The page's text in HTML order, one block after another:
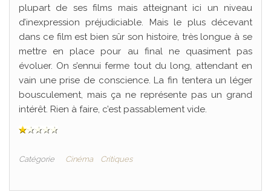
plupart de ses films mais atteignant ici un niveau
d’inexpression préjudiciable. Mais le plus décevant
dans ce film est bien sûr son histoire, très longue à se
mettre en place pour au final ne quasiment pas
évoluer. On s’ennui ferme tout du long, attendant en
vain une prise de conscience. La fin tentera un léger
bousculement, mais ça ne représente pas un grand
intérêt. Rien à faire, c’est passablement vide.
Catégorie Cinéma Critiques